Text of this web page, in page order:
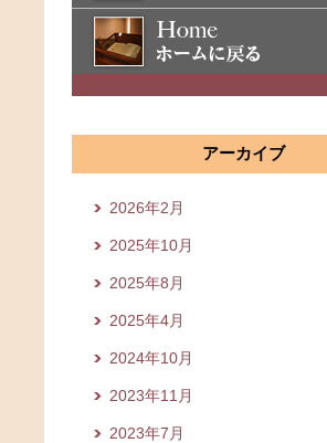
アーカイブ
2026年2月
2025年10月
2025年8月
2025年4月
2024年10月
2023年11月
2023年7月